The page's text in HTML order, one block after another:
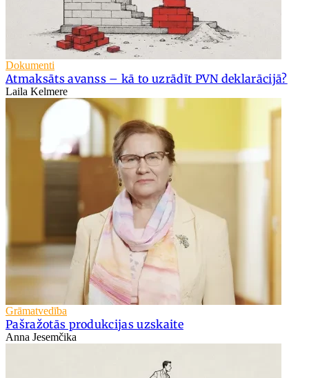
Dokumenti
Atmaksāts avanss – kā to uzrādīt PVN deklarācijā?
Laila Kelmere
Grāmatvedība
Pašražotās produkcijas uzskaite
Anna Jesemčika